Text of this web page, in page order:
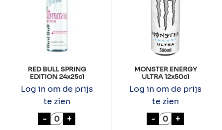
RED BULL SPRING
EDITION 24x25cl
Log in om de prijs
te zien
- RED BULL SPRING EDITION 24x25cl aantal
+
MONSTER ENERGY
ULTRA 12x50cl
Log in om de prijs
te zien
- MONSTER
+